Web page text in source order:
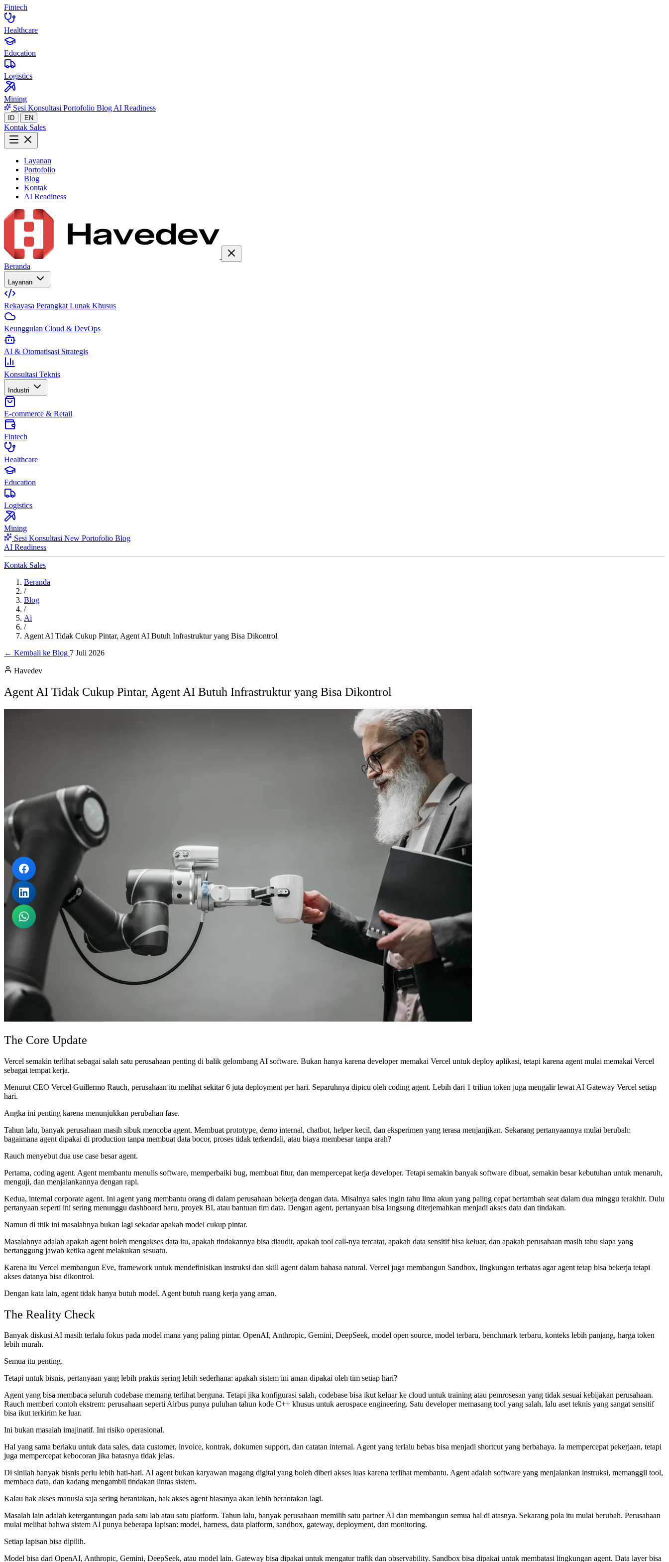
Fintech
Healthcare
Education
Logistics
Mining
Sesi Konsultasi Portofolio Blog AI Readiness
ID EN
Kontak Sales
Layanan
Portofolio
Blog
Kontak
AI Readiness
Beranda
Layanan
Rekayasa Perangkat Lunak Khusus
Keunggulan Cloud & DevOps
AI & Otomatisasi Strategis
Konsultasi Teknis
Industri
E-commerce & Retail
Fintech
Healthcare
Education
Logistics
Mining
Sesi Konsultasi New Portofolio Blog
AI Readiness
Kontak Sales
Beranda
/
Blog
/
Ai
/
Agent AI Tidak Cukup Pintar, Agent AI Butuh Infrastruktur yang Bisa Dikontrol
← Kembali ke Blog 7 Juli 2026
Havedev
Agent AI Tidak Cukup Pintar, Agent AI Butuh Infrastruktur yang Bisa Dikontrol
The Core Update
Vercel semakin terlihat sebagai salah satu perusahaan penting di balik gelombang AI software. Bukan hanya karena developer memakai Vercel untuk deploy aplikasi, tetapi karena agent mulai memakai Vercel
sebagai tempat kerja.
Menurut CEO Vercel Guillermo Rauch, perusahaan itu melihat sekitar 6 juta deployment per hari. Separuhnya dipicu oleh coding agent. Lebih dari 1 triliun token juga mengalir lewat AI Gateway Vercel setiap
hari.
Angka ini penting karena menunjukkan perubahan fase.
Tahun lalu, banyak perusahaan masih sibuk mencoba agent. Membuat prototype, demo internal, chatbot, helper kecil, dan eksperimen yang terasa menjanjikan. Sekarang pertanyaannya mulai berubah:
bagaimana agent dipakai di production tanpa membuat data bocor, proses tidak terkendali, atau biaya membesar tanpa arah?
Rauch menyebut dua use case besar agent.
Pertama, coding agent. Agent membantu menulis software, memperbaiki bug, membuat fitur, dan mempercepat kerja developer. Tetapi semakin banyak software dibuat, semakin besar kebutuhan untuk menaruh,
menguji, dan menjalankannya dengan rapi.
Kedua, internal corporate agent. Ini agent yang membantu orang di dalam perusahaan bekerja dengan data. Misalnya sales ingin tahu lima akun yang paling cepat bertambah seat dalam dua minggu terakhir. Dulu
pertanyaan seperti ini sering menunggu dashboard baru, proyek BI, atau bantuan tim data. Dengan agent, pertanyaan bisa langsung diterjemahkan menjadi akses data dan tindakan.
Namun di titik ini masalahnya bukan lagi sekadar apakah model cukup pintar.
Masalahnya adalah apakah agent boleh mengakses data itu, apakah tindakannya bisa diaudit, apakah tool call-nya tercatat, apakah data sensitif bisa keluar, dan apakah perusahaan masih tahu siapa yang
bertanggung jawab ketika agent melakukan sesuatu.
Karena itu Vercel membangun Eve, framework untuk mendefinisikan instruksi dan skill agent dalam bahasa natural. Vercel juga membangun Sandbox, lingkungan terbatas agar agent tetap bisa bekerja tetapi
akses datanya bisa dikontrol.
Dengan kata lain, agent tidak hanya butuh model. Agent butuh ruang kerja yang aman.
The Reality Check
Banyak diskusi AI masih terlalu fokus pada model mana yang paling pintar. OpenAI, Anthropic, Gemini, DeepSeek, model open source, model terbaru, benchmark terbaru, konteks lebih panjang, harga token
lebih murah.
Semua itu penting.
Tetapi untuk bisnis, pertanyaan yang lebih praktis sering lebih sederhana: apakah sistem ini aman dipakai oleh tim setiap hari?
Agent yang bisa membaca seluruh codebase memang terlihat berguna. Tetapi jika konfigurasi salah, codebase bisa ikut keluar ke cloud untuk training atau pemrosesan yang tidak sesuai kebijakan perusahaan.
Rauch memberi contoh ekstrem: perusahaan seperti Airbus punya puluhan tahun kode C++ khusus untuk aerospace engineering. Satu developer memasang tool yang salah, lalu aset teknis yang sangat sensitif
bisa ikut terkirim ke luar.
Ini bukan masalah imajinatif. Ini risiko operasional.
Hal yang sama berlaku untuk data sales, data customer, invoice, kontrak, dokumen support, dan catatan internal. Agent yang terlalu bebas bisa menjadi shortcut yang berbahaya. Ia mempercepat pekerjaan, tetapi
juga mempercepat kebocoran jika batasnya tidak jelas.
Di sinilah banyak bisnis perlu lebih hati-hati. AI agent bukan karyawan magang digital yang boleh diberi akses luas karena terlihat membantu. Agent adalah software yang menjalankan instruksi, memanggil tool,
membaca data, dan kadang mengambil tindakan lintas sistem.
Kalau hak akses manusia saja sering berantakan, hak akses agent biasanya akan lebih berantakan lagi.
Masalah lain adalah ketergantungan pada satu lab atau satu platform. Tahun lalu, banyak perusahaan memilih satu partner AI dan membangun semua hal di atasnya. Sekarang pola itu mulai berubah. Perusahaan
mulai melihat bahwa sistem AI punya beberapa lapisan: model, harness, data platform, sandbox, gateway, deployment, dan monitoring.
Setiap lapisan bisa dipilih.
Model bisa dari OpenAI, Anthropic, Gemini, DeepSeek, atau model lain. Gateway bisa dipakai untuk mengatur trafik dan observability. Sandbox bisa dipakai untuk membatasi lingkungan agent. Data layer bisa